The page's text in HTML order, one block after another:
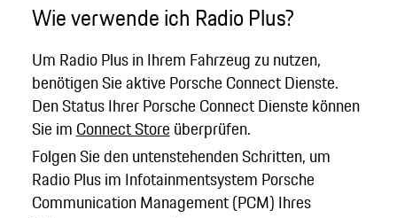
Wie verwende ich Radio Plus?
Um Radio Plus in Ihrem Fahrzeug zu nutzen,
benötigen Sie aktive Porsche Connect Dienste.
Den Status Ihrer Porsche Connect Dienste können
Sie im Connect Store überprüfen.
Folgen Sie den untenstehenden Schritten, um
Radio Plus im Infotainmentsystem Porsche
Communication Management (PCM) Ihres